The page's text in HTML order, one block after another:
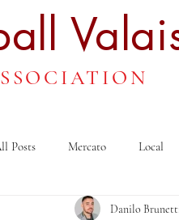
Posts Mercato Local
Danilo